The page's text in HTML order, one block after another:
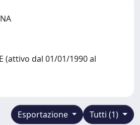
(attivo dal 01/01/1990 al
Tutti (1)
Esportazione